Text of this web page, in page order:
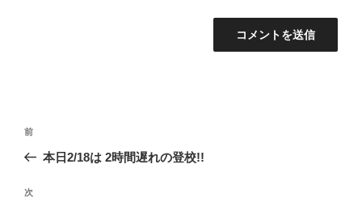
投
ビ
前
の
稿
前
本日2/18は 2時間遅れの登校!!
次
次